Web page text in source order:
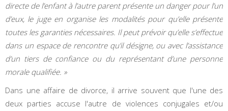
directe de l’enfant à l’autre parent présente un danger pour l’un
d’eux, le juge en organise les modalités pour qu’elle présente
toutes les garanties nécessaires. Il peut prévoir qu’elle s’effectue
dans un espace de rencontre qu’il désigne, ou avec l’assistance
d’un tiers de confiance ou du représentant d’une personne
morale qualifiée. »
Dans une affaire de divorce, il arrive souvent que l'une des
deux parties accuse l'autre de violences conjugales et/ou